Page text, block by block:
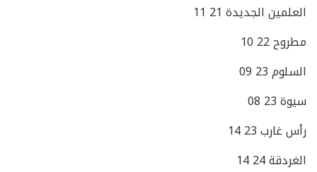
العلمين الجديدة 21 11
مطروح 22 10
السلوم 23 09
سيوة 23 08
رأس غارب 23 14
الغردقة 24 14